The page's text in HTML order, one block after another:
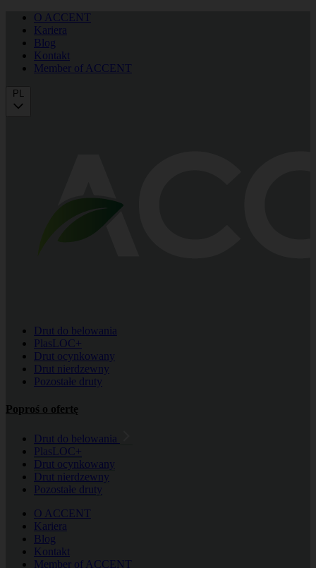
O ACCENT
Kariera
Blog
Kontakt
Member of ACCENT
PL
Drut do belowania
PlasLOC+
Drut ocynkowany
Drut nierdzewny
Pozostałe druty
Poproś o ofertę
Drut do belowania
PlasLOC+
Drut ocynkowany
Drut nierdzewny
Pozostałe druty
O ACCENT
Kariera
Blog
Kontakt
Member of ACCENT